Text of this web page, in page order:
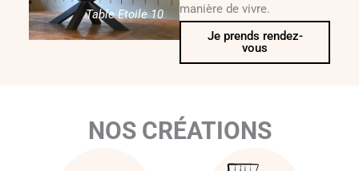
manière de vivre.
Je prends rendez-
vous
Table Etoile 10
NOS CRÉATIONS